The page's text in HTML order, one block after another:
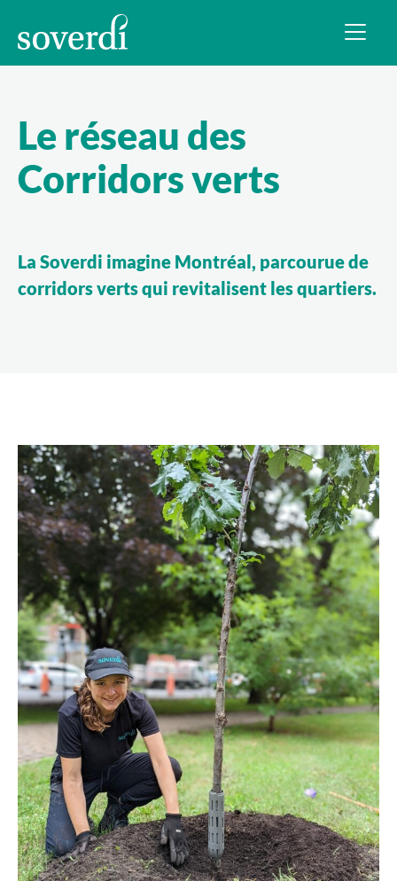
Le réseau des
Corridors verts
La Soverdi imagine Montréal, parcourue de
corridors verts qui revitalisent les quartiers.